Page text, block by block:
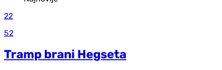
22
52
Tramp brani Hegseta